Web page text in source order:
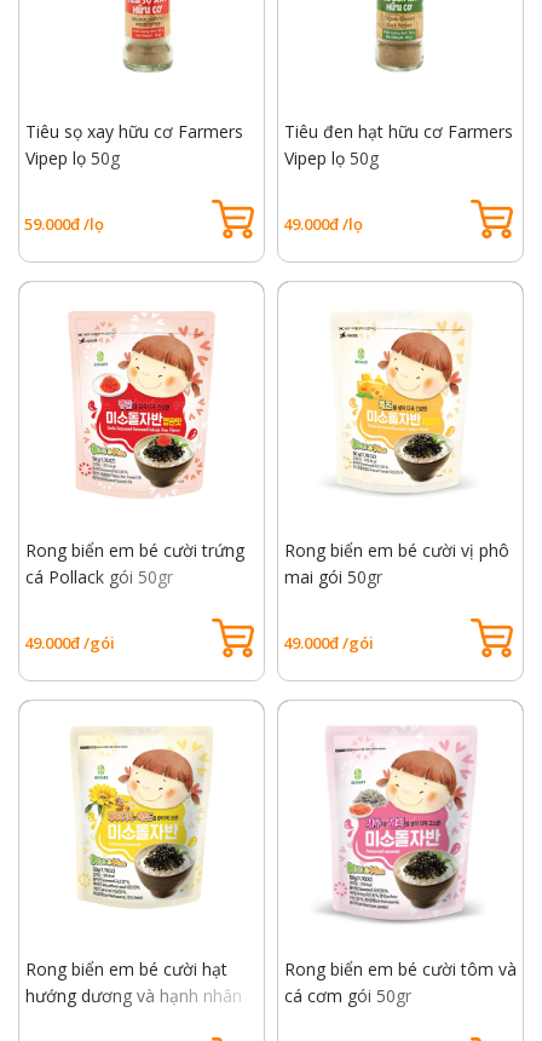
Tiêu sọ xay hữu cơ Farmers
Vipep lọ 50g
59.000đ /lọ
Tiêu đen hạt hữu cơ Farmers
Vipep lọ 50g
49.000đ /lọ
Rong biển em bé cười trứng
cá Pollack gói 50gr
49.000đ /gói
Rong biển em bé cười vị phô
mai gói 50gr
49.000đ /gói
Rong biển em bé cười hạt
hướng dương và hạnh nhân
Rong biển em bé cười tôm và
cá cơm gói 50gr